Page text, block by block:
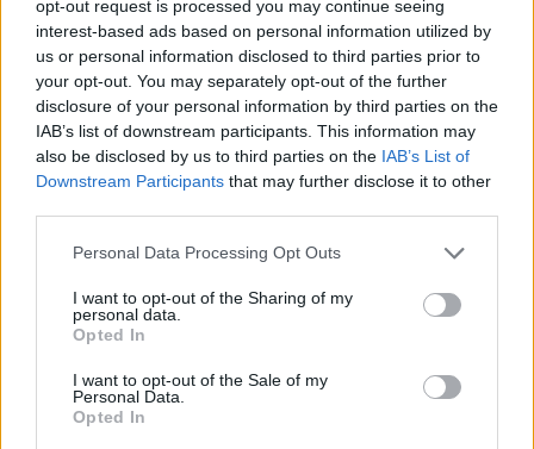
opt-out request is processed you may continue seeing
interest-based ads based on personal information utilized by
us or personal information disclosed to third parties prior to
your opt-out. You may separately opt-out of the further
disclosure of your personal information by third parties on the
IAB’s list of downstream participants. This information may
also be disclosed by us to third parties on the IAB’s List of
Downstream Participants that may further disclose it to other
Personal Data Processing Opt Outs
I want to opt-out of the Sharing of my
personal data.
Opted In
I want to opt-out of the Sale of my
Personal Data.
Opted In
„Po operacijos pacientai dažniausiai jaučiasi
gerai, o atsistatymo laikotarpis, ypač po
laparoskopinių operacijų, nėra ilgas –
daugeliu atvejų jis trunka apie 2–4 savaites.
Visos pooperacinės rekomendacijos ir
galimos situacijos aptariamos individualiai su
Rūkymas pilvo skausmas Sveikame kūne – sveika siela
Komentuoti po šiuo straipsniu